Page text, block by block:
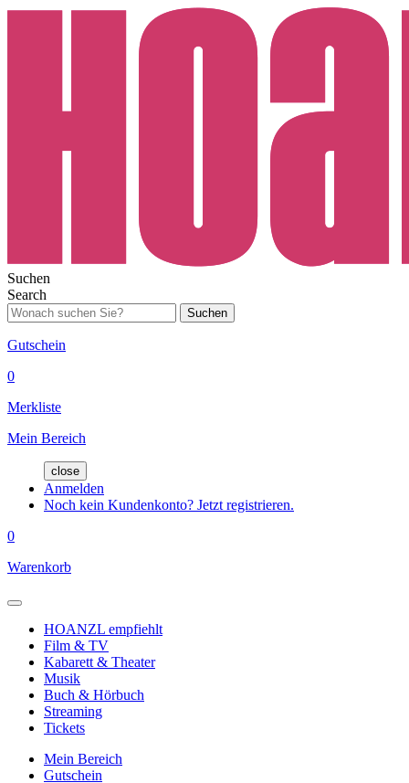
Suchen
Search
Suchen
Gutschein
0
Merkliste
Mein Bereich
close
Anmelden
Noch kein Kundenkonto? Jetzt registrieren.
0
Warenkorb
HOANZL empfiehlt
Film & TV
Kabarett & Theater
Musik
Buch & Hörbuch
Streaming
Tickets
Mein Bereich
Gutschein